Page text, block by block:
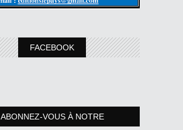
FACEBOOK
ABONNEZ-VOUS À NOTRE